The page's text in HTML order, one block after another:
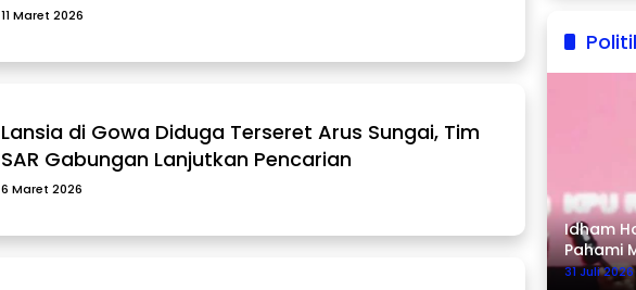
11 Maret 2026
Lansia di Gowa Diduga Terseret Arus Sungai, Tim
SAR Gabungan Lanjutkan Pencarian
6 Maret 2026
Idham
Pahami
31 Juli 2026